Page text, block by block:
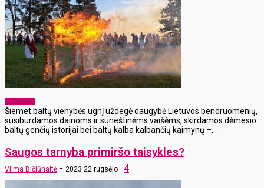
Šiemet baltų vienybės ugnį uždegė daugybė Lietuvos bendruomenių,
susiburdamos dainoms ir suneštinėms vaišėms, skirdamos dėmesio
baltų genčių istorijai bei baltų kalba kalbančių kaimynų –...
Saugos tarnyba primiršo taisykles?
Vilma Bičiūnaitė - 2023 22 rugsėjo 4